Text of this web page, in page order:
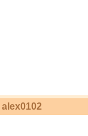
alex0102